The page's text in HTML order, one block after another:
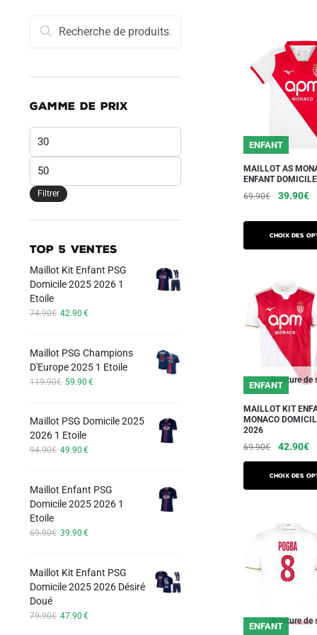
ENFANT
MAILLOT AS
ENFANT
69.90€
Le
était :
39.90€Le
Choix des
Ce
produit
variations.
Les
options
peuvent
choisies
sur
la
page
du
produit
Rupture de
ENFANT
MAILLOT KIT
MONACO
2026
69.90€
Le
prix
initial
était :
42.90€Le
Choix des
produit
plusieurs
variations.
Les
options
choisies
Rupture de
ENFANT
Recherche
pour :
Recherche
GAMME DE PRIX
min
max
Filtrer
TOP 5 VENTES
Maillot Kit Enfant PSG
Domicile 2025 2026 1
Etoile
74.90€ Le
était :
74.90€.
42.90 €Le
est :
42.90€.
Maillot PSG Champions
D'Europe 2025 1 Etoile
119.90€ Le
était :
119.90€.
59.90 €Le
est :
Maillot PSG Domicile 2025
2026 1 Etoile
94.90€ Le
était :
94.90€.
49.90 €Le
est :
49.90€.
Maillot Enfant PSG
Domicile 2025 2026 1
Etoile
69.90€ Le
était :
69.90€.
39.90 €Le
est :
39.90€.
Maillot Kit Enfant PSG
Domicile 2025 2026 Désiré
Doué
79.90€ Le
47.90 €Le